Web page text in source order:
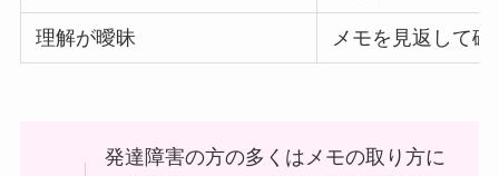
理解が曖昧 メモを見返して確
発達障害の方の多くはメモの取り方に